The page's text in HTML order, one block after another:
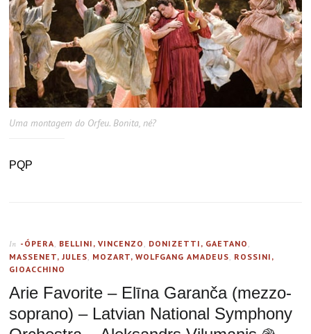
Uma montagem do Orfeu. Bonita, né?
PQP
In -ÓPERA, BELLINI, VINCENZO , DONIZETTI, GAETANO ,
MASSENET, JULES, MOZART, WOLFGANG AMADEUS, ROSSINI,
GIOACCHINO
Arie Favorite – Elīna Garanča (mezzo-
soprano) – Latvian National Symphony